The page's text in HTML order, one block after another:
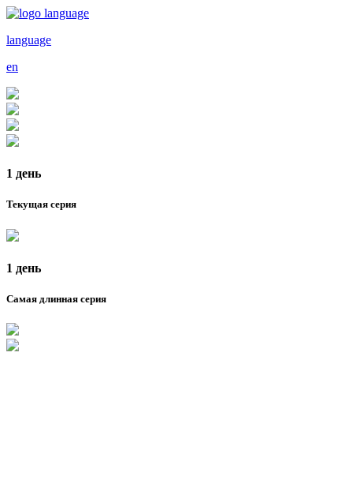
language
en
1 день
Текущая серия
1 день
Самая длинная серия